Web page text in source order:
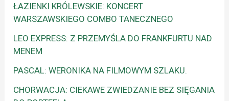
ŁAZIENKI KRÓLEWSKIE: KONCERT
WARSZAWSKIEGO COMBO TANECZNEGO
LEO EXPRESS: Z PRZEMYŚLA DO FRANKFURTU NAD
MENEM
PASCAL: WERONIKA NA FILMOWYM SZLAKU.
CHORWACJA: CIEKAWE ZWIEDZANIE BEZ SIĘGANIA